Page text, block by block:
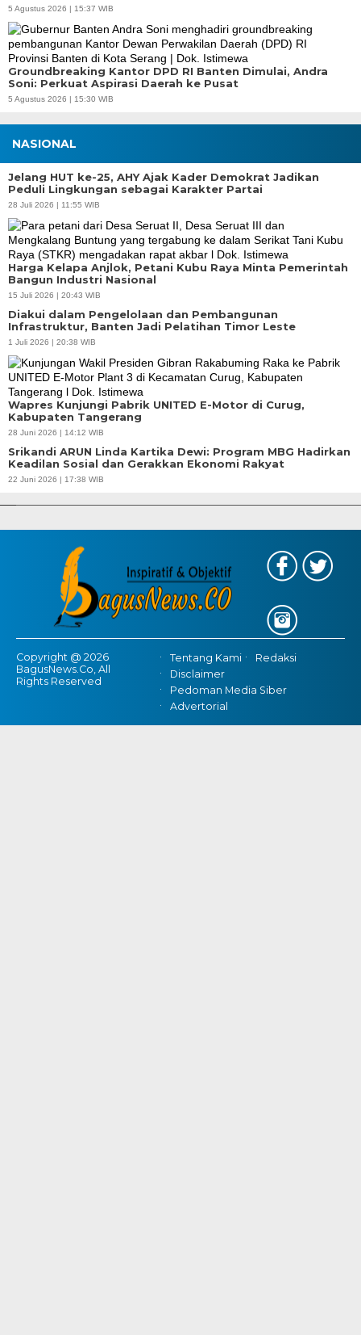
5 Agustus 2026 | 15:37 WIB
Groundbreaking Kantor DPD RI Banten Dimulai, Andra
Soni: Perkuat Aspirasi Daerah ke Pusat
5 Agustus 2026 | 15:30 WIB
NASIONAL
Jelang HUT ke-25, AHY Ajak Kader Demokrat Jadikan
Peduli Lingkungan sebagai Karakter Partai
28 Juli 2026 | 11:55 WIB
Harga Kelapa Anjlok, Petani Kubu Raya Minta Pemerintah
Bangun Industri Nasional
15 Juli 2026 | 20:43 WIB
Diakui dalam Pengelolaan dan Pembangunan
Infrastruktur, Banten Jadi Pelatihan Timor Leste
1 Juli 2026 | 20:38 WIB
Wapres Kunjungi Pabrik UNITED E-Motor di Curug,
Kabupaten Tangerang
28 Juni 2026 | 14:12 WIB
Srikandi ARUN Linda Kartika Dewi: Program MBG Hadirkan
Keadilan Sosial dan Gerakkan Ekonomi Rakyat
22 Juni 2026 | 17:38 WIB
APBD Tahun 2025 Anggarkan Rp200 Miliar | Program Makan Bergizi
Copyright @ 2026
BagusNews.Co, All
Rights Reserved
Tentang Kami
Redaksi
Disclaimer
Pedoman Media Siber
Advertorial